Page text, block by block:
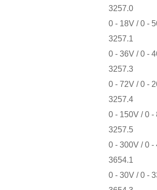
3257.0
0 - 18V / 0 -
3257.1
0 - 36V / 0 -
3257.3
0 - 72V / 0 -
3257.4
0 - 150V / 0 -
3257.5
0 - 300V / 0 -
3654.1
0 - 30V / 0 -